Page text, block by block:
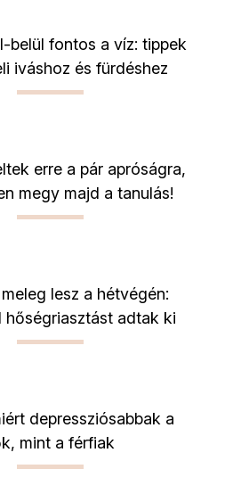
belül fontos a víz: tippek
iváshoz és fürdéshez
erre a pár apróságra,
megy majd a tanulás!
lesz a hétvégén:
hőségriasztást adtak ki
depressziósabbak a
mint a férfiak